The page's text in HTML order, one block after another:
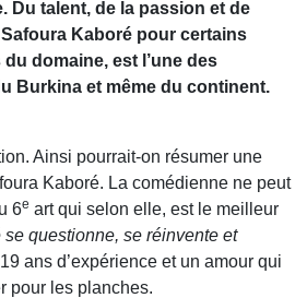
Du talent, de la passion et de
Safoura Kaboré pour certains
domaine, est l’une des
Burkina et même du continent.
Ainsi pourrait-on résumer une
Kaboré. La comédienne ne peut
6e art qui selon elle, est le meilleur
se questionne, se réinvente et
19 ans d’expérience et un amour qui
pour les planches.